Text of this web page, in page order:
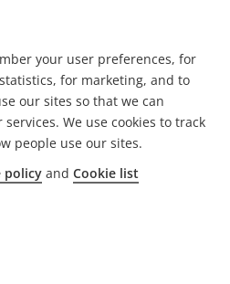
your user preferences, for
for marketing, and to
our sites so that we can
We use cookies to track
people use our sites.
policy and Cookie list